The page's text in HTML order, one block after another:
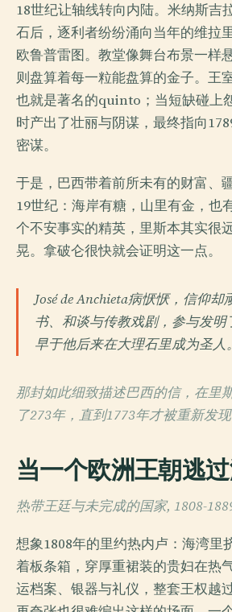
18世纪让轴线转向内陆。米纳斯吉
石后，逐利者纷纷涌向当年的维拉
欧鲁普雷图。教堂像舞台布景一样
则盘算着每一粒能盘算的金子。王
也就是著名的quinto；当短缺碰上
时产出了壮丽与阴谋，最终指向
密谋。
于是，巴西带着前所未有的财富、
19世纪：海岸有糖，山里有金，也
个不安事实的精英，里斯本其实很
晃。拿破仑很快就会证明这一点。
José de Anchieta病恹恹，信仰
书、和谈与传教戏剧，参与发
早于他后来在大理石里成为圣人。
那封如此细致描述巴西的信，在里
了273年，直到1773年才被重新发现
当一个欧洲王朝逃
热带王廷与未完成的国家, 1808-
想象1808年的里约热内卢：海湾里
着板条箱，穿厚重裙装的贵妇在热
运档案、银器与礼仪，整套王权越